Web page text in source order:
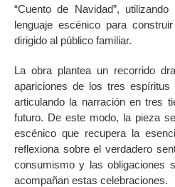
“Cuento de Navidad”,
lenguaje escénico para
dirigido al público familiar.
La obra plantea un recorrido
apariciones de los tres espíritus
articulando la narración en tres
futuro. De este modo, la pieza
escénico que recupera la
reflexiona sobre el verdadero
consumismo y las obligaciones
acompañan estas celebraciones.